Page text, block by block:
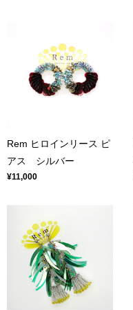
Rem ヒロインリース ピ
アス シルバー
¥11,000